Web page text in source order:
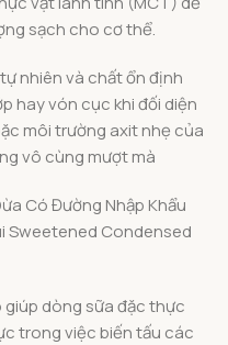
sạch cho cơ thể.
nhiên và chất ổn định
hay vón cục khi đối diện
môi trường axit nhẹ của
vô cùng mượt mà
giúp dòng sữa đặc thực
trong việc biến tấu các